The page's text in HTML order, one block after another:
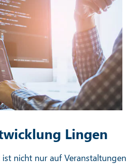
Lingen
nicht nur auf Veranstaltungen